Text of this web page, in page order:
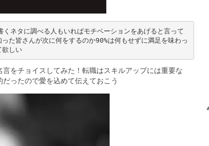
ネタに調べる人もいればモチベーションをあげると言って
た皆さんが次に何をするのか90%は何もせずに満足を味わっ
欲しい
をチョイスしてみた！転職はスキルアップには重要な
ったので愛を込めて伝えておこう